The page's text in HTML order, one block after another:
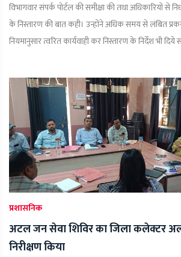
विभागवार संपर्क पोर्टल की समीक्षा की तथा अधिकारियों से
के निस्तारण की बात कही। उन्होंने अधिक समय से लंबित
नियमानुसार त्वरित कार्यवाही कर निस्तारण के निर्देश भी दिये
प्रशासनिक
अटल जन सेवा शिविर का जिला कलेक्टर
निरीक्षण किया